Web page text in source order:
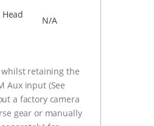
N/A
whilst retaining the
Aux input (See
a factory camera
gear or manually